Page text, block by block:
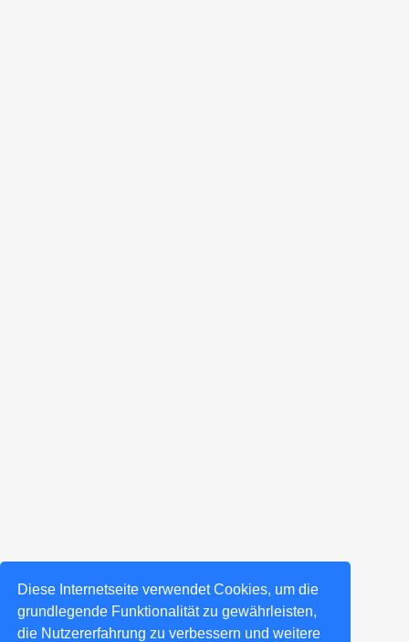
Diese Internetseite verwendet Cookies, um die
grundlegende Funktionalität zu gewährleisten,
die Nutzererfahrung zu verbessern und weitere